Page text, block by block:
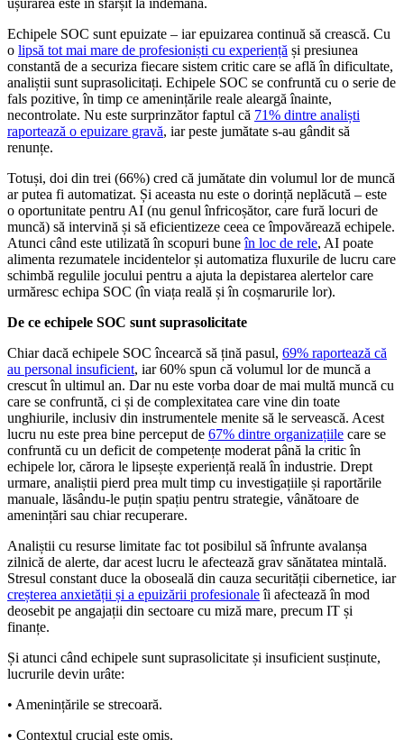
Echipele SOC sunt epuizate – iar epuizarea continuă să crească. Cu
o lipsă tot mai mare de profesioniști cu experiență și presiunea
constantă de a securiza fiecare sistem critic care se află în dificultate,
analiștii sunt suprasolicitați. Echipele SOC se confruntă cu o serie de
fals pozitive, în timp ce amenințările reale aleargă înainte,
necontrolate. Nu este surprinzător faptul că 71% dintre analiști
raportează o epuizare gravă, iar peste jumătate s-au gândit să
renunțe.
Totuși, doi din trei (66%) cred că jumătate din volumul lor de muncă
ar putea fi automatizat. Și aceasta nu este o dorință neplăcută – este
o oportunitate pentru AI (nu genul înfricoșător, care fură locuri de
muncă) să intervină și să eficientizeze ceea ce împovărează echipele.
Atunci când este utilizată în scopuri buneîn loc de rele, AI poate
alimenta rezumatele incidentelor și automatiza fluxurile de lucru care
schimbă regulile jocului pentru a ajuta la depistarea alertelor care
urmăresc echipa SOC (în viața reală și în coșmarurile lor).
De ce echipele SOC sunt suprasolicitate
Chiar dacă echipele SOC încearcă să țină pasul, 69% raportează că
au personal insuficient, iar 60% spun că volumul lor de muncă a
crescut în ultimul an. Dar nu este vorba doar de mai multă muncă cu
care se confruntă, ci și de complexitatea care vine din toate
unghiurile, inclusiv din instrumentele menite să le servească. Acest
lucru nu este prea bine perceput de 67% dintre organizațiile care se
confruntă cu un deficit de competențe moderat până la critic în
echipele lor, cărora le lipsește experiență reală în industrie. Drept
urmare, analiștii pierd prea mult timp cu investigațiile și raportările
manuale, lăsându-le puțin spațiu pentru strategie, vânătoare de
amenințări sau chiar recuperare.
Analiștii cu resurse limitate fac tot posibilul să înfrunte avalanșa
zilnică de alerte, dar acest lucru le afectează grav sănătatea mintală.
Stresul constant duce la oboseală din cauza securității cibernetice, iar
creșterea anxietății și a epuizării profesionaleîi afectează în mod
deosebit pe angajații din sectoare cu miză mare, precum IT și
finanțe.
Și atunci când echipele sunt suprasolicitate și insuficient susținute,
lucrurile devin urâte:
• Amenințările se strecoară.
• Contextul crucial este omis.